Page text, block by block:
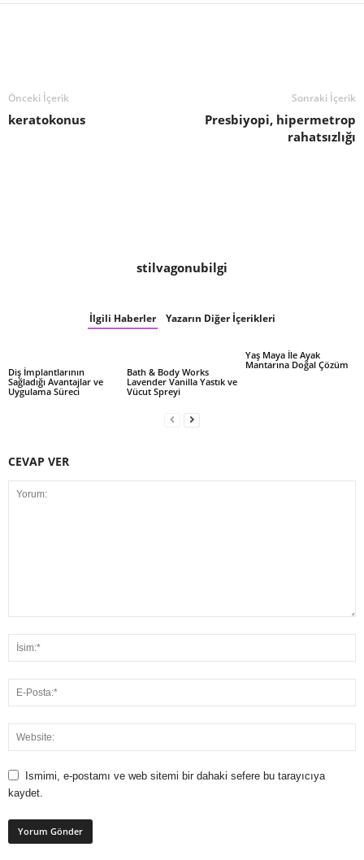
Önceki İçerik
keratokonus
Sonraki İçerik
Presbiyopi, hipermetrop
rahatsızlığı
stilvagonubilgi
İlgili Haberler Yazarın Diğer İçerikleri
Diş İmplantlarının
Sağladığı Avantajlar ve
Uygulama Süreci
Bath & Body Works
Lavender Vanilla Yastık ve
Vücut Spreyi
Yaş Maya İle Ayak
Mantarına Doğal Çözüm
CEVAP VER
Ismimi, e-postamı ve web sitemi bir dahaki sefere bu tarayıcıya
kaydet.